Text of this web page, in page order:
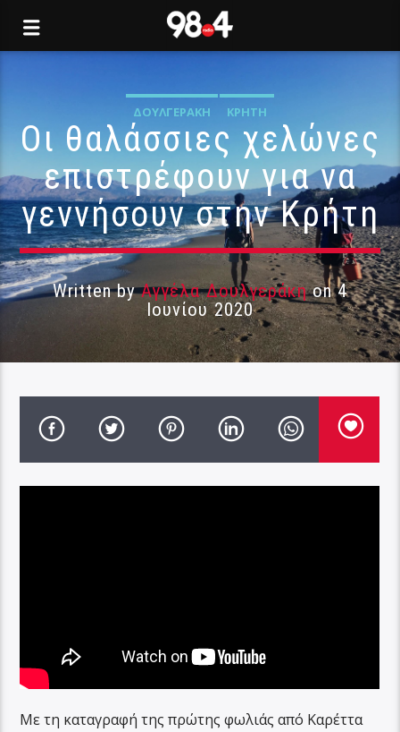
ΔΟΥΛΓΕΡΆΚΗ ΚΡΉΤΗ
Οι θαλάσσιες χελώνες
επιστρέφουν για να
γεννήσουν στην Κρήτη
Written byΑγγέλα Δουλγεράκηon 4
Ιουνίου 2020
Με τη καταγραφή της πρώτης φωλιάς από Καρέττα